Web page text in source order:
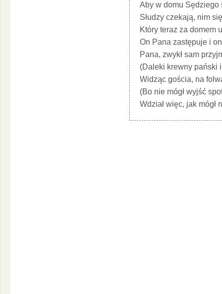
Aby w domu Sędziego
Słudzy czekają, nim
Który teraz za domem
On Pana zastępuje i
Pana, zwykł sam
(Daleki krewny pański
Widząc gościa, na
(Bo nie mógł wyjść
Wdział więc, jak